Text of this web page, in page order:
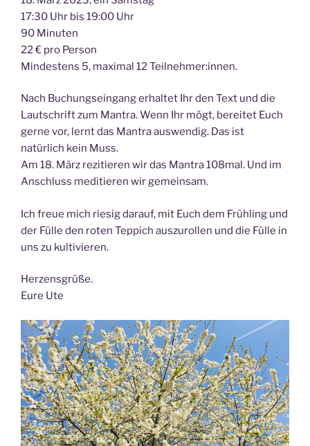
17:30 Uhr bis 19:00 Uhr
90 Minuten
22 € pro Person
Mindestens 5, maximal 12 Teilnehmer:innen.
Nach Buchungseingang erhaltet Ihr den Text und die
Lautschrift zum Mantra. Wenn Ihr mögt, bereitet Euch
gerne vor, lernt das Mantra auswendig. Das ist
natürlich kein Muss.
Am 18. März rezitieren wir das Mantra 108mal. Und im
Anschluss meditieren wir gemeinsam.
Ich freue mich riesig darauf, mit Euch dem Frühling und
der Fülle den roten Teppich auszurollen und die Fülle in
uns zu kultivieren.
Herzensgrüße.
Eure Ute